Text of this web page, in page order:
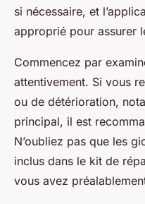
si nécessaire, et
approprié pour assurer
Commencez par
attentivement. Si vous
ou de détérioration,
principal, il est
N’oubliez pas que les
inclus dans le kit de
vous avez